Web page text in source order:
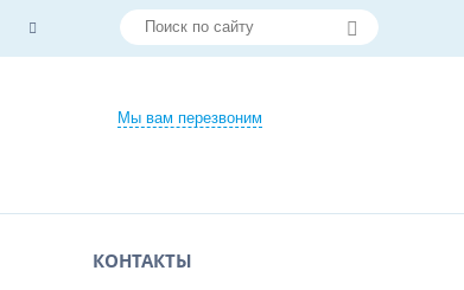
Мы вам перезвоним
КОНТАКТЫ